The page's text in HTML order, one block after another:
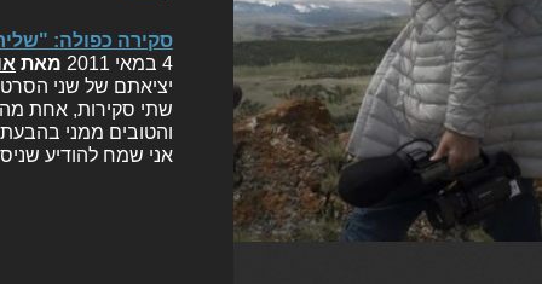
סקירה כפולה:
4 במאי 2011
מאת
יציאתם של שני
שתי סקירות, אחת
והטובים ממני
אני שמח להודיע